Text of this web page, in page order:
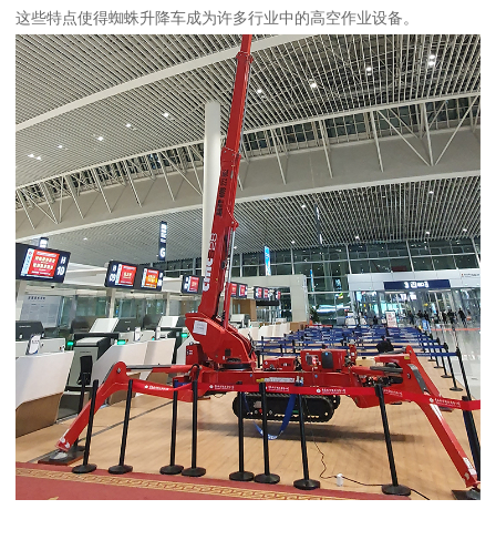
这些特点使得蜘蛛升降车成为许多行业中的高空作业设备。